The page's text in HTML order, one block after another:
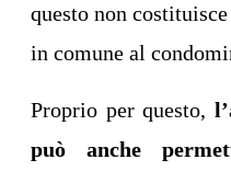
questo non
in comune al
Proprio per questo,
può anche